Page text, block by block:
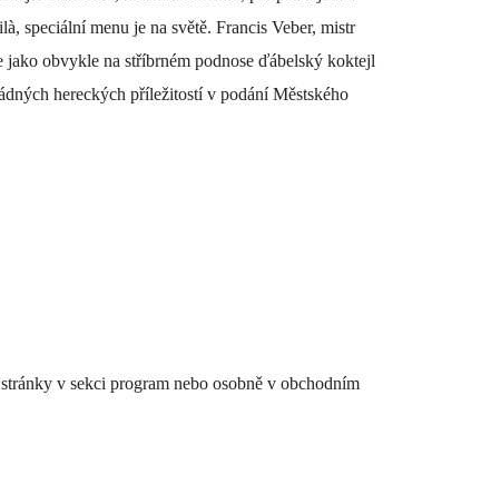
speciální menu je na světě. Francis Veber, mistr
obvykle na stříbrném podnose ďábelský koktejl
hereckých příležitostí v podání Městského
v sekci program nebo osobně v obchodním